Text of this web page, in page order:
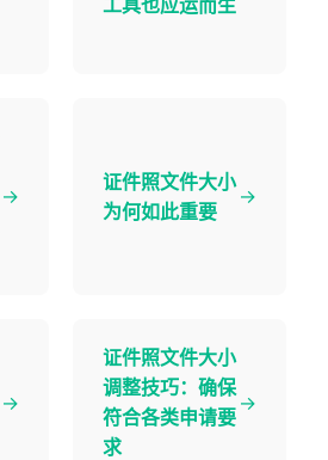
工具也应运而生
→
证件照文件大小
为何如此重要
→
→
证件照文件大小
调整技巧：确保
符合各类申请要
求
→